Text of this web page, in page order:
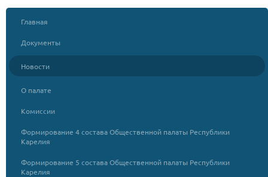
Главная
Документы
Новости
О палате
Комиссии
Формирование 4 состава Общественной палаты Республики
Карелия
Формирование 5 состава Общественной палаты Республики
Карелия